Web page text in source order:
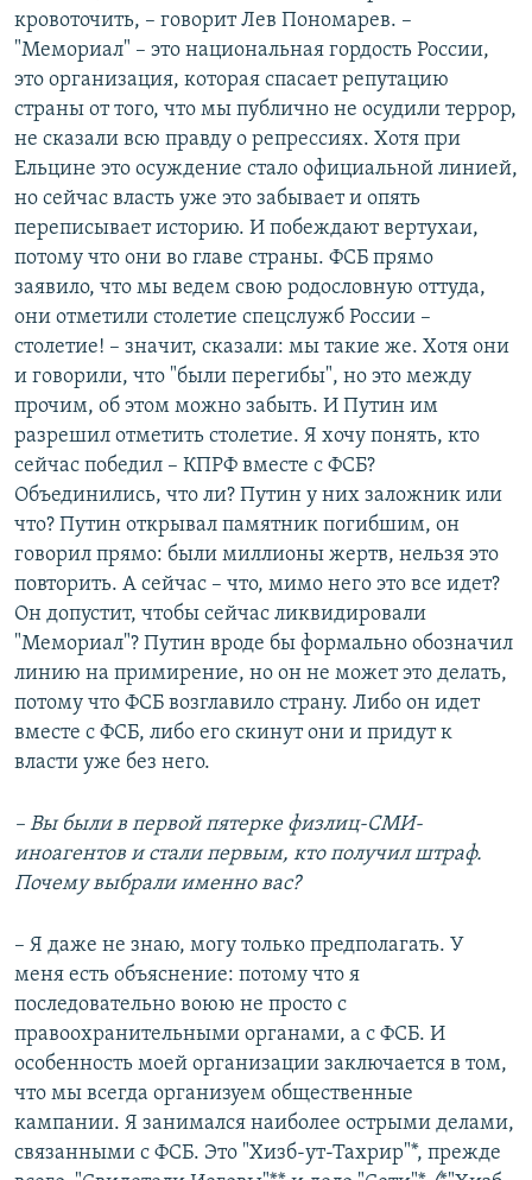
кровоточить, – говорит Лев Пономарев. –
"Мемориал" – это национальная гордость России,
это организация, которая спасает репутацию
страны от того, что мы публично не осудили террор,
не сказали всю правду о репрессиях. Хотя при
Ельцине это осуждение стало официальной линией,
но сейчас власть уже это забывает и опять
переписывает историю. И побеждают вертухаи,
потому что они во главе страны. ФСБ прямо
заявило, что мы ведем свою родословную оттуда,
они отметили столетие спецслужб России –
столетие! – значит, сказали: мы такие же. Хотя они
и говорили, что "были перегибы", но это между
прочим, об этом можно забыть. И Путин им
разрешил отметить столетие. Я хочу понять, кто
сейчас победил – КПРФ вместе с ФСБ?
Объединились, что ли? Путин у них заложник или
что? Путин открывал памятник погибшим, он
говорил прямо: были миллионы жертв, нельзя это
повторить. А сейчас – что, мимо него это все идет?
Он допустит, чтобы сейчас ликвидировали
"Мемориал"? Путин вроде бы формально обозначил
линию на примирение, но он не может это делать,
потому что ФСБ возглавило страну. Либо он идет
вместе с ФСБ, либо его скинут они и придут к
власти уже без него.
– Вы были в первой пятерке физлиц-СМИ-
иноагентов и стали первым, кто получил штраф.
Почему выбрали именно вас?
– Я даже не знаю, могу только предполагать. У
меня есть объяснение: потому что я
последовательно воюю не просто с
правоохранительными органами, а с ФСБ. И
особенность моей организации заключается в том,
что мы всегда организуем общественные
кампании. Я занимался наиболее острыми делами,
связанными с ФСБ. Это "Хизб-ут-Тахрир"*, прежде